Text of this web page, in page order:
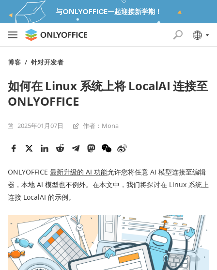
与ONLYOFFICE一起迎接新学期！
博客 / 针对开发者
如何在 Linux 系统上将 LocalAI 连接至
ONLYOFFICE
2025年01月07日 作者：Mona
ONLYOFFICE 最新升级的 AI 功能允许您将任意 AI 模型连接至编辑
器，本地 AI 模型也不例外。在本文中，我们将探讨在 Linux 系统上
连接 LocalAI 的示例。